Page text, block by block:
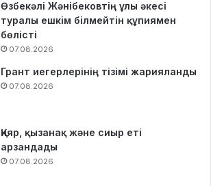
Өзбекәлі Жәнібековтің ұлы әкесі
туралы ешкім білмейтін құпиямен
бөлісті
07.08.2026
Грант иегерлерінің тізімі жарияланды
07.08.2026
Қияр, қызанақ және сиыр еті
арзандады
07.08.2026